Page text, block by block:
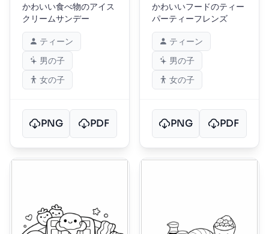
かわいい食べ物のアイス
クリームサンデー
ティーン
男の子
女の子
PNG PDF
かわいいフードのティー
パーティーフレンズ
ティーン
男の子
女の子
PNG PDF